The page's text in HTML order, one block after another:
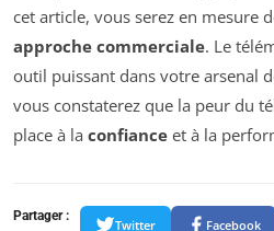
cet article, vous serez en mesure
approche commerciale. Le
outil puissant dans votre arsenal
vous constaterez que la peur du
place à la confiance et à la
Partager :
Twitter Facebook